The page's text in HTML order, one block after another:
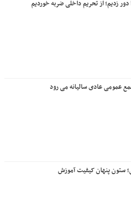
زدیم؛ از تحریم داخلی ضربه خوردیم
عمومی عادی سالیانه می رود
ستون پنهان کیفیت آموزش